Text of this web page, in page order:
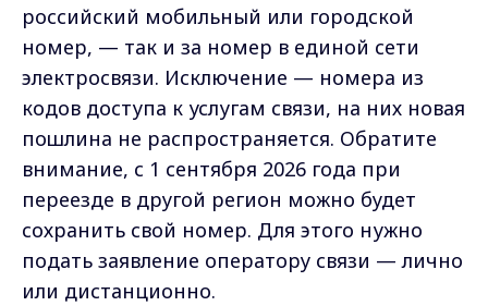
российский мобильный или городской
номер, — так и за номер в единой сети
электросвязи. Исключение — номера из
кодов доступа к услугам связи, на них новая
пошлина не распространяется. Обратите
внимание, с 1 сентября 2026 года при
переезде в другой регион можно будет
сохранить свой номер. Для этого нужно
подать заявление оператору связи — лично
или дистанционно.